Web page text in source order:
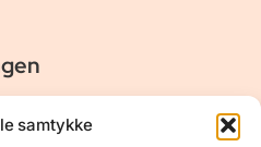
samtykke
å dele våre opplevelser og
hotell - og restauranter,